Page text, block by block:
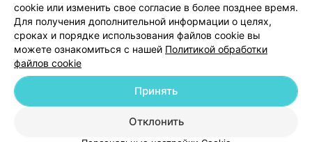
Персональные настройки cookie
Обработка персональных данных
© 2026 ООО «Артокс Лаб», УНП 191700409| 220012, Республика Беларусь,
г. Минск, улица Толбухина, 2, пом. 16 | help@103.by
cookie или изменить свое согласие в более позднее время.
Для получения дополнительной информации о целях,
сроках и порядке использования файлов cookie вы
можете ознакомиться с нашей Политикой обработки
файлов cookie
Отклонить
Принять